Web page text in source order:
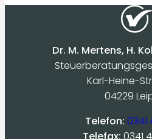
Dr. M. Mertens, H.
Karl-Heine-
04229
Telefon: 0341